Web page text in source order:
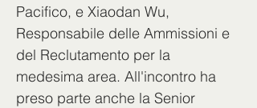
Pacifico, e Xiaodan Wu,
Responsabile delle Ammissioni e
del Reclutamento per la
medesima area. All'incontro ha
preso parte anche la Senior